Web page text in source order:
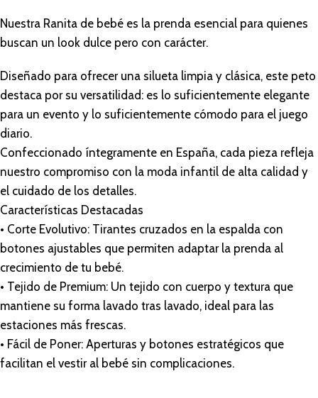
Nuestra Ranita de bebé es la prenda esencial para quienes
buscan un look dulce pero con carácter.
Diseñado para ofrecer una silueta limpia y clásica, este peto
destaca por su versatilidad: es lo suficientemente elegante
para un evento y lo suficientemente cómodo para el juego
diario.
Confeccionado íntegramente en España, cada pieza refleja
nuestro compromiso con la moda infantil de alta calidad y
el cuidado de los detalles.
Características Destacadas
• Corte Evolutivo: Tirantes cruzados en la espalda con
botones ajustables que permiten adaptar la prenda al
crecimiento de tu bebé.
• Tejido de Premium: Un tejido con cuerpo y textura que
mantiene su forma lavado tras lavado, ideal para las
estaciones más frescas.
• Fácil de Poner: Aperturas y botones estratégicos que
facilitan el vestir al bebé sin complicaciones.